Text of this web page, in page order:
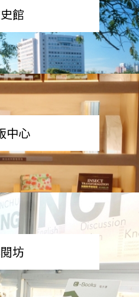
館
中心
坊